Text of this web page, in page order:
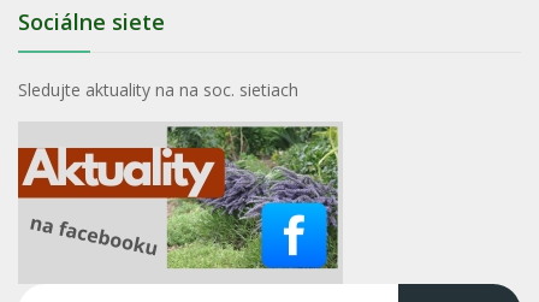
Sociálne siete
Sledujte aktuality na na soc. sietiach